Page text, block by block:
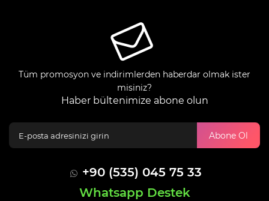
Tüm promosyon ve indirimlerden haberdar olmak ister
misiniz?
Haber bültenimize abone olun
Abone Ol
+90 (535) 045 75 33
Whatsapp Destek